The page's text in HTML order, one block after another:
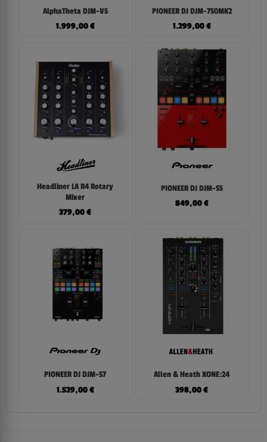
AlphaTheta DJM-V5
1.999,00€
PIONEER DJ DJM-750MK2
1.299,00€
Headliner LA R4 Rotary
Mixer
379,00€
PIONEER DJ DJM-S5
849,00€
PIONEER DJ DJM-S7
1.529,00€
Allen & Heath XONE:24
398,00€